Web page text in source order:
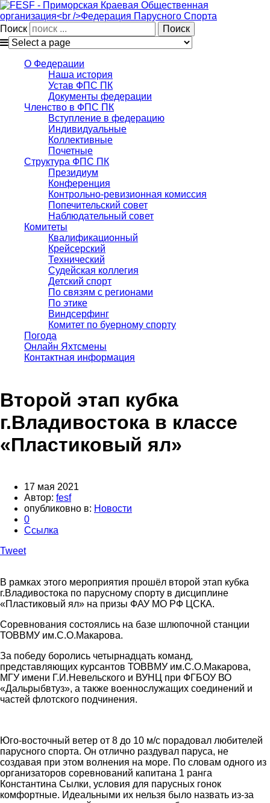
Поиск
О Федерации
Наша история
Устав ФПС ПК
Документы федерации
Членство в ФПС ПК
Вступление в федерацию
Индивидуальные
Коллективные
Почетные
Структура ФПС ПК
Президиум
Конференция
Контрольно-ревизионная комиссия
Попечительский совет
Наблюдательный совет
Комитеты
Квалификационный
Крейсерский
Технический
Судейская коллегия
Детский спорт
По связям с регионами
По этике
Виндсерфинг
Комитет по буерному спорту
Погода
Онлайн Яхтсмены
Контактная информация
Второй этап кубка
г.Владивостока в классе
«Пластиковый ял»
17 мая 2021
Автор: fesf
опубликовно в: Новости
0
Ссылка
Tweet
В рамках этого мероприятия прошёл второй этап кубка
г.Владивостока по парусному спорту в дисциплине
«Пластиковый ял» на призы ФАУ МО РФ ЦСКА.
Соревнования состоялись на базе шлюпочной станции
ТОВВМУ им.С.О.Макарова.
За победу боролись четырнадцать команд,
представляющих курсантов ТОВВМУ им.С.О.Макарова,
МГУ имени Г.И.Невельского и ВУНЦ при ФГБОУ ВО
«Дальрыбвтуз», а также военнослужащих соединений и
частей флотского подчинения.
Юго-восточный ветер от 8 до 10 м/с порадовал любителей
парусного спорта. Он отлично раздувал паруса, не
создавая при этом волнения на море. По словам одного из
организаторов соревнований капитана 1 ранга
Константина Сылки, условия для парусных гонок
комфортные. Идеальными их нельзя было назвать из-за